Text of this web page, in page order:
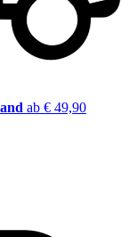
ab € 49,90